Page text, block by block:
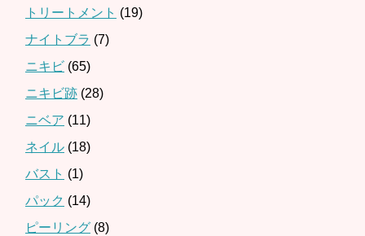
トリートメント (19)
ナイトブラ (7)
ニキビ (65)
ニキビ跡 (28)
ニベア (11)
ネイル (18)
バスト (1)
パック (14)
ピーリング (8)